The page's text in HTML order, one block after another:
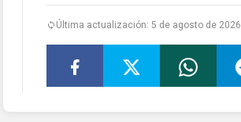
Última actualización: 5 de agosto de 2026